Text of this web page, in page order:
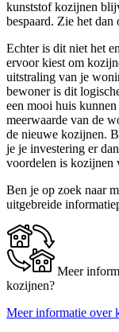
kunststof kozijnen
bespaard. Zie het
Echter is dit niet het
ervoor kiest om
uitstraling van je
bewoner is dit
een mooi huis
meerwaarde van de
de nieuwe kozijnen.
je je investering er
voordelen is kozijnen
Ben je op zoek naar
uitgebreide
Meer
kozijnen?
Meer informatie over